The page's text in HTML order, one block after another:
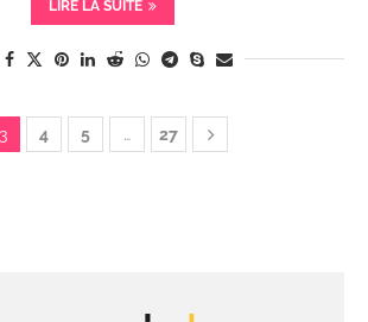
LIRE LA SUITE
3 4 5 … 27